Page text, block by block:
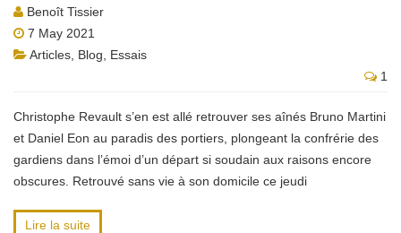
Benoît Tissier
7 May 2021
Articles Blog
Essais
1
Christophe Revault s’en est allé retrouver ses aînés Bruno Martini
et Daniel Eon au paradis des portiers, plongeant la confrérie des
gardiens dans l’émoi d’un départ si soudain aux raisons encore
obscures. Retrouvé sans vie à son domicile ce jeudi
Lire la suite